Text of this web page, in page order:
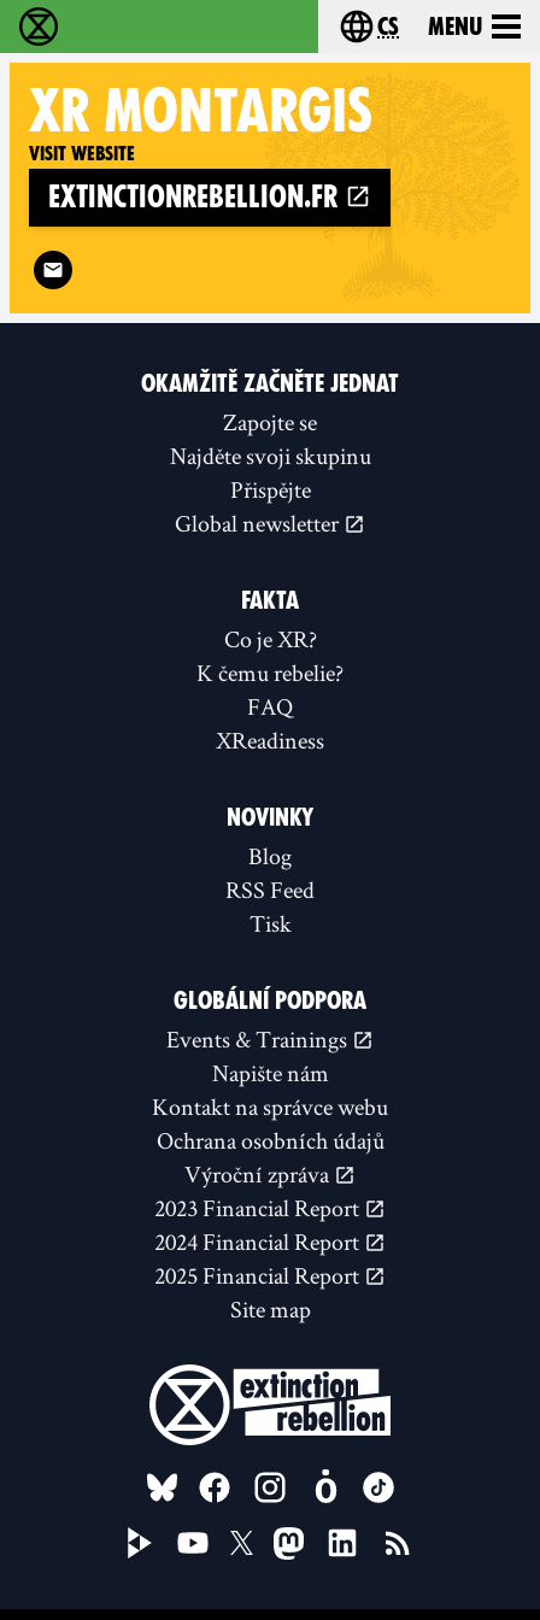
Rebelie proti vyhynutí - Home Choose your
cs Menu
XR MONTARGIS
Visit website
extinctionrebellion.fr
Follow XR Montargis on
OKAMŽITĚ ZAČNĚTE JEDNAT
Zapojte se
Najděte svoji skupinu
Přispějte
Global newsletter
FAKTA
Co je XR?
K čemu rebelie?
FAQ
XReadiness
NOVINKY
Blog
RSS Feed
Tisk
GLOBÁLNÍ PODPORA
Events & Trainings
Napište nám
Kontakt na správce webu
Ochrana osobních údajů
Výroční zpráva
2023 Financial Report
2024 Financial Report
2025 Financial Report
Site map
FOLLOW US ON